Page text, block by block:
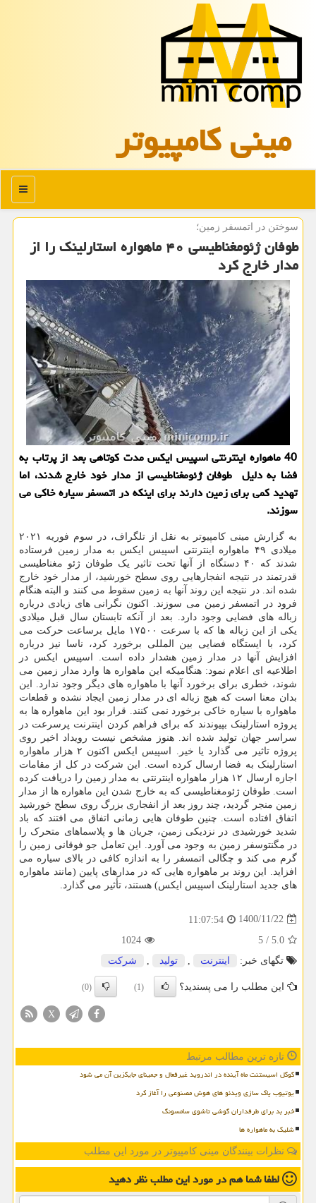
مینی كامپیوتر
منو
سوختن در اتمسفر زمین؛
طوفان ژئومغناطیسی ۴۰ ماهواره استارلینک را از
مدار خارج کرد
40 ماهواره اینترنتی اسپیس ایکس مدت کوتاهی بعد از پرتاب به
فضا به دلیل طوفان ژئومغناطیسی از مدار خود خارج شدند، اما
تهدید کمی برای زمین دارند برای اینکه در اتمسفر سیاره خاکی می
سوزند.
به گزارش مینی کامپیوتر به نقل از تلگراف، در سوم فوریه ۲۰۲۱
میلادی ۴۹ ماهواره اینترنتی اسپیس ایکس به مدار زمین فرستاده
شدند که ۴۰ دستگاه از آنها تحت تاثیر یک طوفان ژئو مغناطیسی
قدرتمند در نتیجه انفجارهایی روی سطح خورشید، از مدار خود خارج
شده اند. در نتیجه این روند آنها به زمین سقوط می کنند و البته هنگام
فرود در اتمسفر زمین می سوزند. اکنون نگرانی های زیادی درباره
زباله های فضایی وجود دارد. بعد از آنکه تابستان سال قبل میلادی
یکی از این زباله ها که با سرعت ۱۷۵۰۰ مایل برساعت حرکت می
کرد، با ایستگاه فضایی بین المللی برخورد کرد، ناسا نیز درباره
افزایش آنها در مدار زمین هشدار داده است. اسپیس ایکس در
اطلاعیه ای اعلام نمود: هنگامیکه این ماهواره ها وارد مدار زمین می
شوند، خطری برای برخورد آنها با ماهواره های دیگر وجود ندارد. این
بدان معنا است که هیچ زباله ای در مدار زمین ایجاد نشده و قطعات
ماهواره با سیاره خاکی برخورد نمی کنند. قرار بود این ماهواره ها به
پروژه استارلینک بپیوندند که برای فراهم کردن اینترنت پرسرعت در
سراسر جهان تولید شده اند. هنوز مشخص نیست رویداد اخیر روی
پروژه تاثیر می گذارد یا خیر. اسپیس ایکس اکنون ۲ هزار ماهواره
استارلینک به فضا ارسال کرده است. این شرکت در کل از مقامات
اجازه ارسال ۱۲ هزار ماهواره اینترنتی به مدار زمین را دریافت کرده
است. طوفان ژئومغناطیسی که به خارج شدن این ماهواره ها از مدار
زمین منجر گردید، چند روز بعد از انفجاری بزرگ روی سطح خورشید
اتفاق افتاده است. چنین طوفان هایی زمانی اتفاق می افتند که باد
شدید خورشیدی در نزدیکی زمین، جریان ها و پلاسماهای متحرک را
در مگنتوسفر زمین به وجود می آورد. این تعامل جو فوقانی زمین را
گرم می کند و چگالی اتمسفر را به اندازه کافی در بالای سیاره می
افزاید. این روند بر ماهواره هایی که در مدارهای پایین (مانند ماهواره
های جدید استارلینک اسپیس ایکس) هستند، تأثیر می گذارد.
1400/11/22
11:07:54
5.0
/
5
1024
تگهای خبر:
اینترنت , تولید , شركت
این مطلب را می پسندید؟ (1)
(0)
X
تازه ترین مطالب مرتبط
گوگل اسیستنت ماه آینده در اندروید غیرفعال و جمینای جایگزین آن می شود
یوتیوب پاک سازی ویدئو های هوش مصنوعی را آغاز کرد
خبر بد برای طرفداران گوشی تاشوی سامسونگ
شلیک به ماهواره ها
نظرات بینندگان مینی کامپیوتر در مورد این مطلب
لطفا شما همدر مورد این مطلبنظر دهید